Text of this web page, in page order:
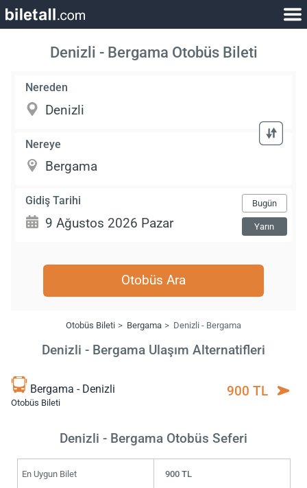
Denizli - Bergama Otobüs Bileti
Nereden
Nereye
Gidiş Tarihi Bugün
Yarın
Otobüs Ara
Otobüs Bileti Bergama Denizli - Bergama
Denizli - Bergama Ulaşım Alternatifleri
Bergama - Denizli
Otobüs Bileti
900 TL
Denizli - Bergama Otobüs Seferi
En Uygun Bilet 900 TL